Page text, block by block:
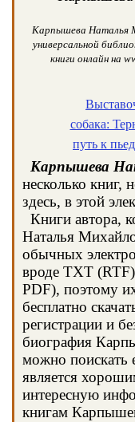
Карпышева Наталья
универсальной
книги онлайн на
собака:
путь к
Карпышева
несколько книг,
здесь, в этой
Книги автора,
Наталья
обычных
вроде TXT
PDF), поэтому
бесплатно
регистрации и
биография
можно поискать
является
интересную
книгам